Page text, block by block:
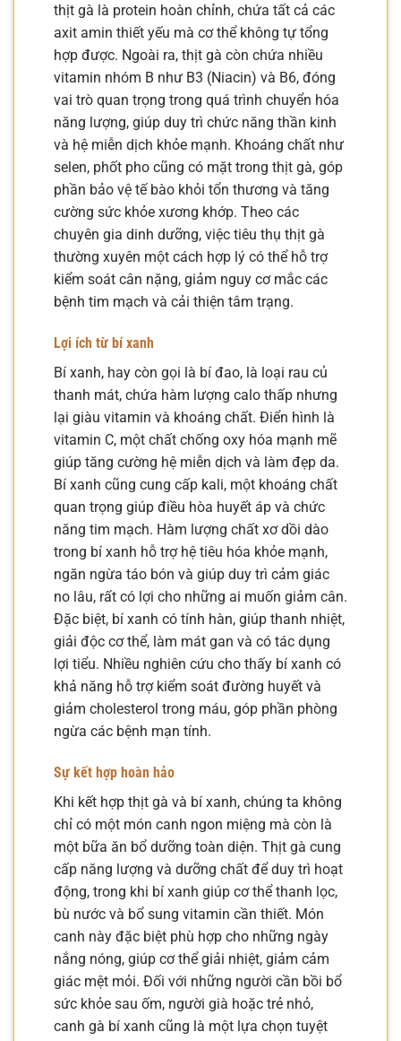
thịt gà là protein hoàn chỉnh, chứa tất cả các
axit amin thiết yếu mà cơ thể không tự tổng
hợp được. Ngoài ra, thịt gà còn chứa nhiều
vitamin nhóm B như B3 (Niacin) và B6, đóng
vai trò quan trọng trong quá trình chuyển hóa
năng lượng, giúp duy trì chức năng thần kinh
và hệ miễn dịch khỏe mạnh. Khoáng chất như
selen, phốt pho cũng có mặt trong thịt gà, góp
phần bảo vệ tế bào khỏi tổn thương và tăng
cường sức khỏe xương khớp. Theo các
chuyên gia dinh dưỡng, việc tiêu thụ thịt gà
thường xuyên một cách hợp lý có thể hỗ trợ
kiểm soát cân nặng, giảm nguy cơ mắc các
bệnh tim mạch và cải thiện tâm trạng.
Lợi ích từ bí xanh
Bí xanh, hay còn gọi là bí đao, là loại rau củ
thanh mát, chứa hàm lượng calo thấp nhưng
lại giàu vitamin và khoáng chất. Điển hình là
vitamin C, một chất chống oxy hóa mạnh mẽ
giúp tăng cường hệ miễn dịch và làm đẹp da.
Bí xanh cũng cung cấp kali, một khoáng chất
quan trọng giúp điều hòa huyết áp và chức
năng tim mạch. Hàm lượng chất xơ dồi dào
trong bí xanh hỗ trợ hệ tiêu hóa khỏe mạnh,
ngăn ngừa táo bón và giúp duy trì cảm giác
no lâu, rất có lợi cho những ai muốn giảm cân.
Đặc biệt, bí xanh có tính hàn, giúp thanh nhiệt,
giải độc cơ thể, làm mát gan và có tác dụng
lợi tiểu. Nhiều nghiên cứu cho thấy bí xanh có
khả năng hỗ trợ kiểm soát đường huyết và
giảm cholesterol trong máu, góp phần phòng
ngừa các bệnh mạn tính.
Sự kết hợp hoàn hảo
Khi kết hợp thịt gà và bí xanh, chúng ta không
chỉ có một món canh ngon miệng mà còn là
một bữa ăn bổ dưỡng toàn diện. Thịt gà cung
cấp năng lượng và dưỡng chất để duy trì hoạt
động, trong khi bí xanh giúp cơ thể thanh lọc,
bù nước và bổ sung vitamin cần thiết. Món
canh này đặc biệt phù hợp cho những ngày
nắng nóng, giúp cơ thể giải nhiệt, giảm cảm
giác mệt mỏi. Đối với những người cần bồi bổ
sức khỏe sau ốm, người già hoặc trẻ nhỏ,
canh gà bí xanh cũng là một lựa chọn tuyệt